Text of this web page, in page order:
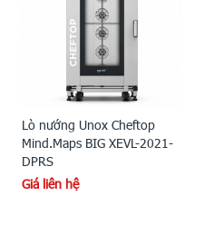
Lò nướng Unox Cheftop
Mind.Maps BIG XEVL-2021-
DPRS
Giá liên hệ